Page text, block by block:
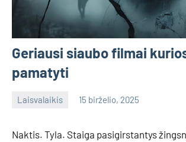
Geriausi siaubo filmai
pamatyti
Laisvalaikis 15 birželio, 2025
Naktis. Tyla. Staiga pasigirstantys